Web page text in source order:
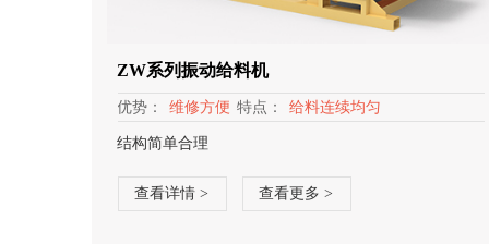
ZW系列振动给料机
优势： 维修方便 特点： 给料连续均匀
结构简单合理
查看详情 > 查看更多 >